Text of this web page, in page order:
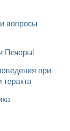
Печоры!
теракта